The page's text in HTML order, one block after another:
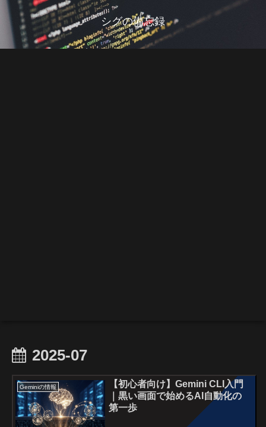
シグの備忘録
2025-07
Geminiの情報
【初心者向け】Gemini CLI入門
｜黒い画面で始めるAI自動化の
第一歩